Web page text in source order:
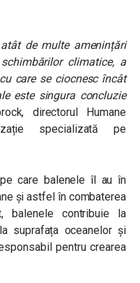
de multe amenințări
climatice, a
care se ciocnesc încât
este singura concluzie
directorul Humane
specializată pe
care balenele îl au în
și astfel în combaterea
balenele contribuie la
suprafața oceanelor și
pentru crearea